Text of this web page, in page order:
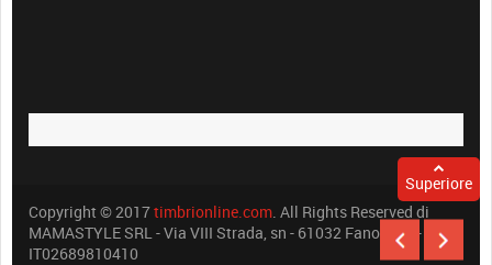
Copyright © 2017timbrionline.com . All Rights Reserved di
MAMASTYLE SRL - Via VIII Strada, sn - 61032 Fano (PU) -
IT02689810410
Superiore